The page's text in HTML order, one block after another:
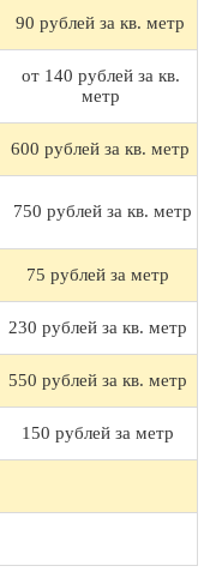
90 рублей за кв. метр
от 140 рублей за кв.
метр
600 рублей за кв. метр
750 рублей за кв. метр
75 рублей за метр
230 рублей за кв. метр
550 рублей за кв. метр
150 рублей за метр